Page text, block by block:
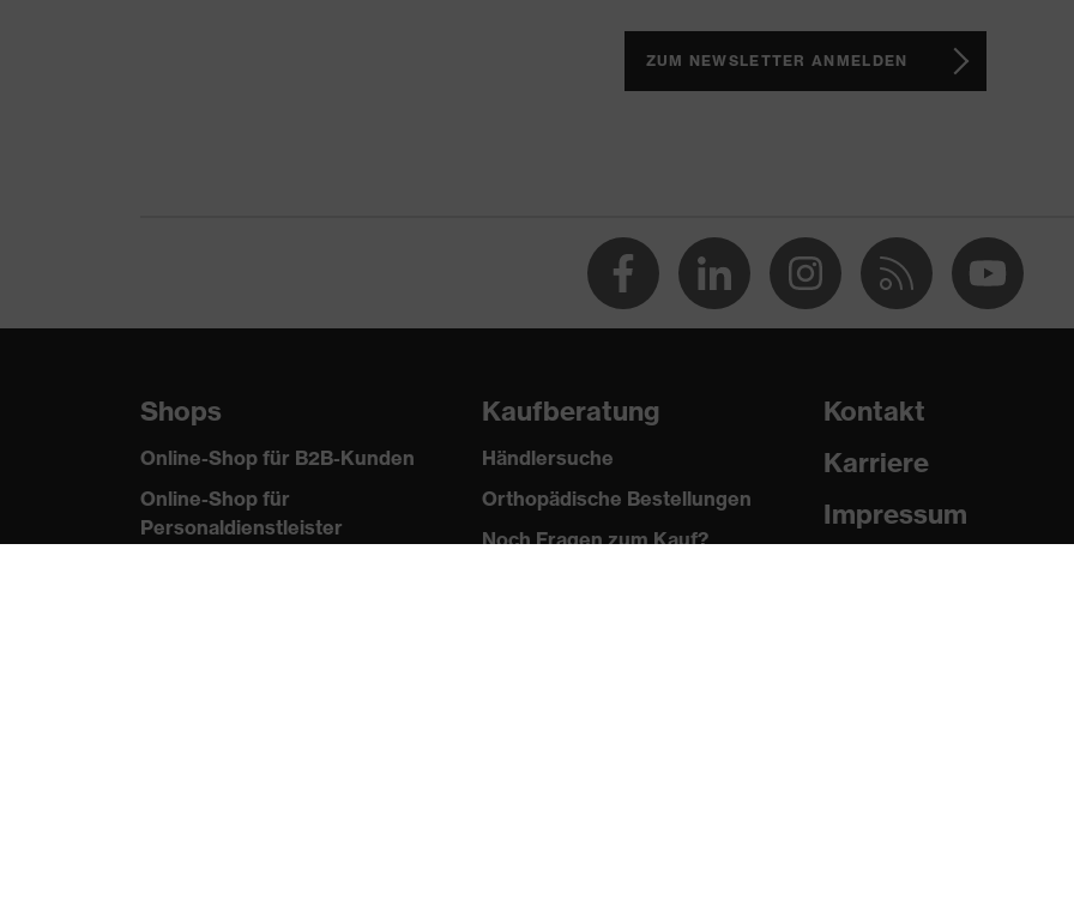
ZUM NEWSLETTER ANMELDEN
Shops
Online-Shop für B2B-Kunden
Online-Shop für
Personaldienstleister
Kaufberatung
Händlersuche
Orthopädische Bestellungen
Noch Fragen zum Kauf?
Kontakt
Karriere
Impressum